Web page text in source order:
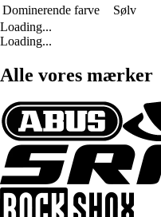
Dominerende farve
Sølv
Loading...
Loading...
Alle vores mærker